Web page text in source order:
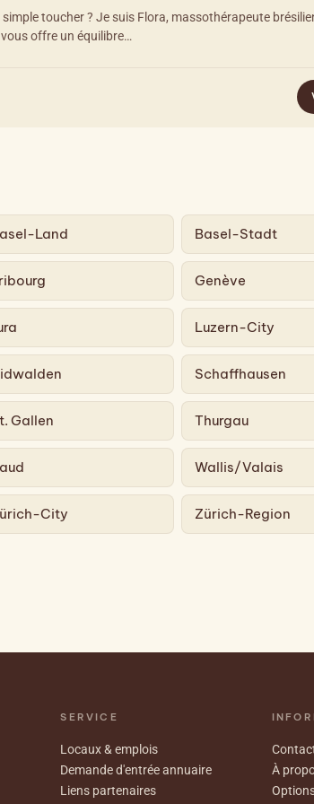
toucher ? Je suis Flora, massothérapeute
offre un équilibre…
Land Basel-Stadt
Genève
Luzern-City
Schaffhausen
Gallen Thurgau
Wallis/Valais
City Zürich-Region
SERVICE
Locaux & emplois
Demande d'entrée annuaire
Liens partenaires
À